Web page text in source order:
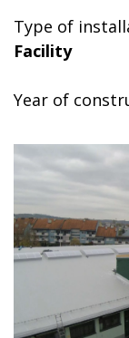
Type of
Facility
Year of